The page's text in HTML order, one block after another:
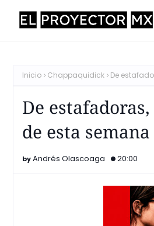
Inicio Chappaquidick De
De
de esta semana
Andrés Olascoaga 20:00